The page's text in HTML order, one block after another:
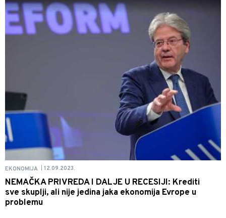
EKONOMIJA 12.09.2023.
NEMAČKA PRIVREDA I DALJE U RECESIJI: Krediti
sve skuplji, ali nije jedina jaka ekonomija Evrope u
problemu